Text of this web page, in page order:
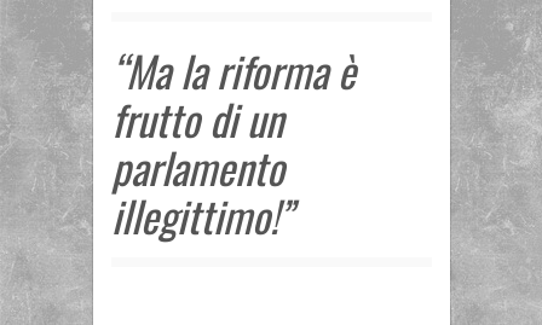
“Ma la riforma è
frutto di un
parlamento
illegittimo!”